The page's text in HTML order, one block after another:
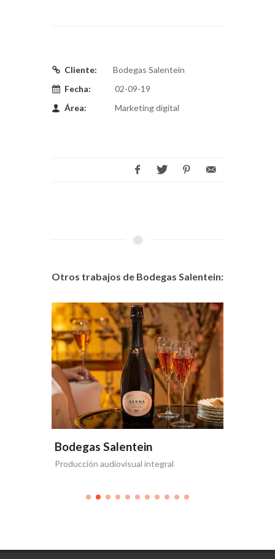
Cliente:
Bodegas Salentein
Fecha:
02-09-19
Área:
Marketing digital
Otros trabajos de Bodegas Salentein:
Bodegas Salentein
Producción audiovisual integral